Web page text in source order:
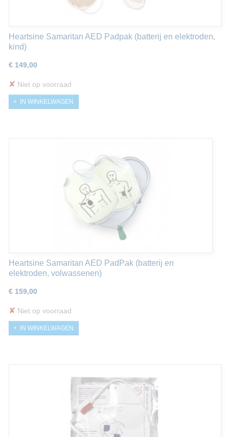
Heartsine Samaritan AED Padpak (batterij en elektroden,
kind)
€ 149,00
✘ Niet op voorraad
IN WINKELWAGEN
Heartsine Samaritan AED PadPak (batterij en
elektroden, volwassenen)
€ 159,00
✘ Niet op voorraad
IN WINKELWAGEN